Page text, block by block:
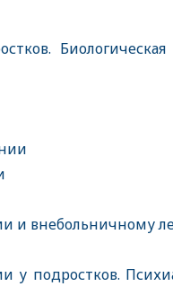
Биологическая
и внебольничному
подростков.